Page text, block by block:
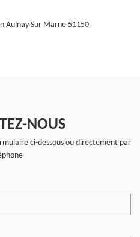
Aulnay Sur Marne 51150
NOUS
ci-dessous ou directement par